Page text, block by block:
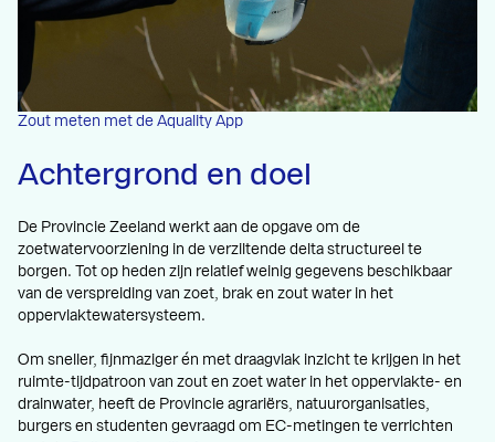
Zout meten met de Aquality App
Achtergrond en doel
De Provincie Zeeland werkt aan de opgave om de
zoetwatervoorziening in de verziltende delta structureel te
borgen. Tot op heden zijn relatief weinig gegevens beschikbaar
van de verspreiding van zoet, brak en zout water in het
oppervlaktewatersysteem.
Om sneller, fijnmaziger én met draagvlak inzicht te krijgen in het
ruimte-tijdpatroon van zout en zoet water in het oppervlakte- en
drainwater, heeft de Provincie agrariërs, natuurorganisaties,
burgers en studenten gevraagd om EC-metingen te verrichten